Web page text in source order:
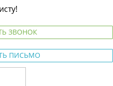
ЗВОНОК
ПИСЬМО